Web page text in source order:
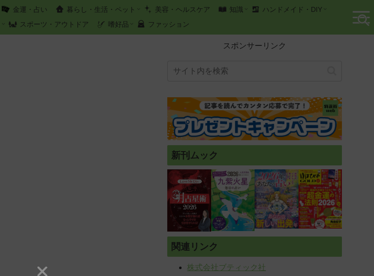
金運・占い 暮らし・生活・ペット 美容・ヘルスケア 知識
ハンドメイド・DIY
スポーツ・アウトドア 嗜好品 ファッション
スポンサーリンク
新刊ムック
関連リンク
株式会社ブティック社